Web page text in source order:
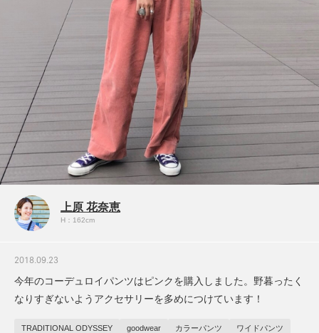
上原 花奈恵
H：162cm
2018.09.23
今年のコーデュロイパンツはピンクを購入しました。野暮ったく
なりすぎないようアクセサリーを多めにつけています！
TRADITIONAL ODYSSEY goodwear カラーパンツ ワイドパンツ